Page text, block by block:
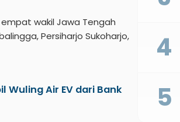
empat wakil Jawa Tengah
Persiharjo Sukoharjo,
Wuling Air EV dari Bank